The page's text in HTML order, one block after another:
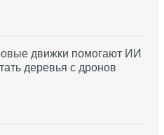
движки помогают ИИ
деревья с дронов